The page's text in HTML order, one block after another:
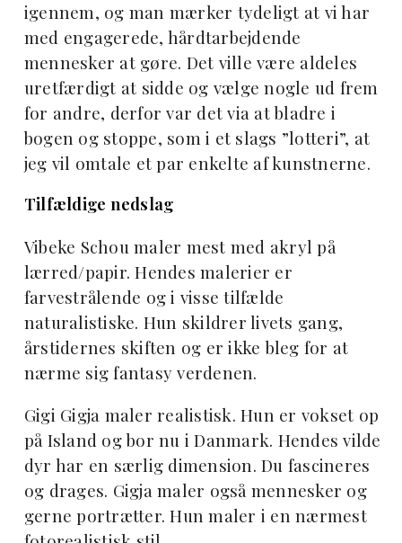
igennem, og man mærker tydeligt at vi har
med engagerede, hårdtarbejdende
mennesker at gøre. Det ville være aldeles
uretfærdigt at sidde og vælge nogle ud frem
for andre, derfor var det via at bladre i
bogen og stoppe, som i et slags ”lotteri”, at
jeg vil omtale et par enkelte af kunstnerne.
Tilfældige nedslag
Vibeke Schou maler mest med akryl på
lærred/papir. Hendes malerier er
farvestrålende og i visse tilfælde
naturalistiske. Hun skildrer livets gang,
årstidernes skiften og er ikke bleg for at
nærme sig fantasy verdenen.
Gigi Gigja maler realistisk. Hun er vokset op
på Island og bor nu i Danmark. Hendes vilde
dyr har en særlig dimension. Du fascineres
og drages. Gigja maler også mennesker og
gerne portrætter. Hun maler i en nærmest